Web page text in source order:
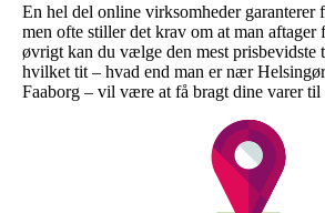
En hel del online virksomheder garanterer
men ofte stiller det krav om at man
øvrigt kan du vælge den mest prisbevidste
hvilket tit – hvad end man er nær
Faaborg – vil være at få bragt dine varer til